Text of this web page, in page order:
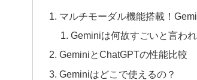
マルチモーダル機能搭載！
Geminiは何故すごいと言わ
GeminiとChatGPTの性能比較
Geminiはどこで使えるの？